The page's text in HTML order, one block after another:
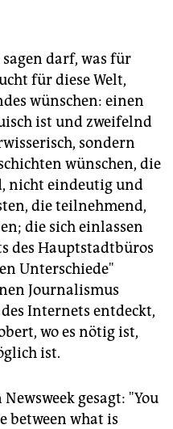
sagen darf, was für
für diese Welt,
wünschen: einen
ist und zweifelnd
sondern
wünschen, die
nicht eindeutig und
die teilnehmend,
die sich einlassen
des Hauptstadtbüros
Unterschiede"
Journalismus
Internets entdeckt,
wo es nötig ist,
ist.
gesagt: "You
between what is